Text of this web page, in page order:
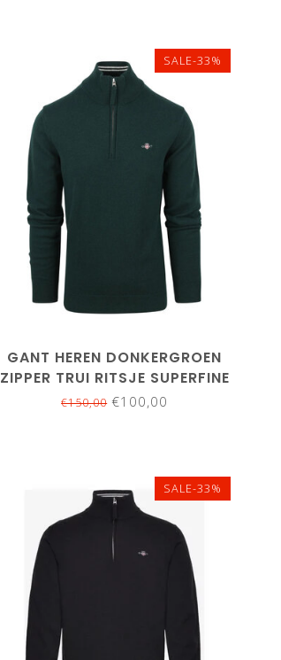
SALE-33%
3XL
4XL
GANT HEREN DONKERGROEN
ZIPPER TRUI RITSJE SUPERFINE
LAMSWOL
€150,00€100,00
SALE-33%